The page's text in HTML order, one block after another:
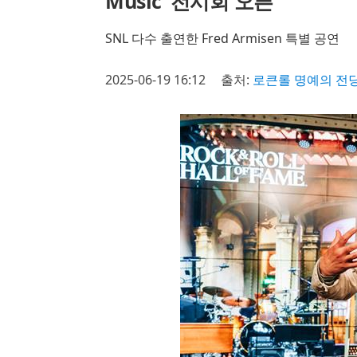
SNL 다수 출연한 Fred Armisen 특별 공연
2025-06-19 16:12 출처: 로큰롤 명예의 전